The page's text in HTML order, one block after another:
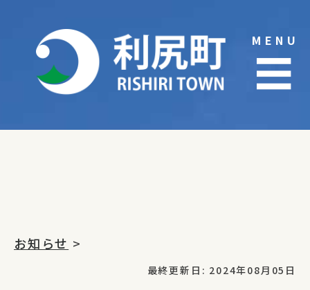
content
MENU
☰
お知らせ >
最終更新日: 2024年08月05日